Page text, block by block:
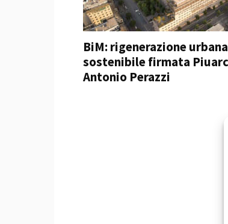
BiM: rigenerazione urbana
sostenibile firmata
Antonio Perazzi